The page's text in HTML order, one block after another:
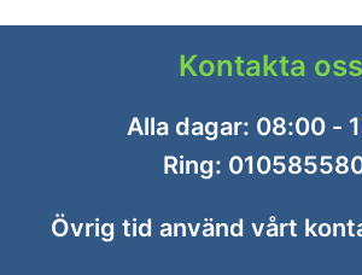
Kontakta oss
Alla dagar: 08:00 -
Ring:
Övrig tid använd vårt